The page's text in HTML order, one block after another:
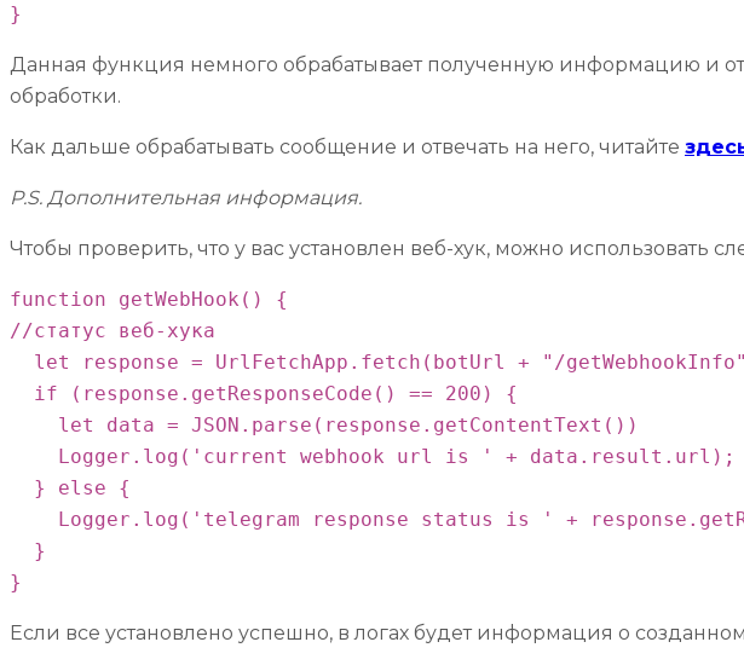
}
Данная функция немного обрабатывает полученную информацию и
обработки.
Как дальше обрабатывать сообщение и отвечать на него, читайте
P.S. Дополнительная информация.
Чтобы проверить, что у вас установлен веб-хук, можно использовать
function getWebHook() {
//статус веб-хука
let response = UrlFetchApp.fetch(botUrl + "/
  if (response.getResponseCode() == 200) {
    let data = JSON.parse(response.getContentText())
    Logger.log('current webhook url is ' + data.result.url);
  } else {
Logger.log('telegram response status is ' +
  }
}
Если все установлено успешно, в логах будет информация о